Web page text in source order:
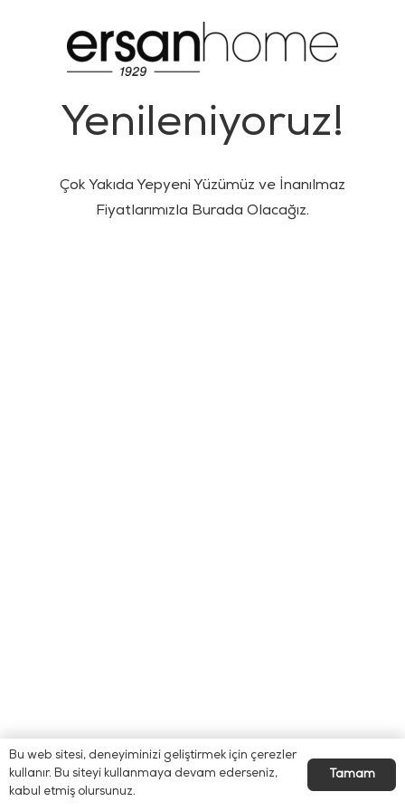
Yenileniyoruz!
Çok Yakıda Yepyeni Yüzümüz ve İnanılmaz
Fiyatlarımızla Burada Olacağız.
Bu web sitesi, deneyiminizi geliştirmek için çerezler
kullanır. Bu siteyi kullanmaya devam ederseniz,
kabul etmiş olursunuz.
Tamam